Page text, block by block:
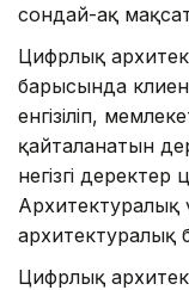
сондай-ақ
Цифрлық
барысында
енгізіліп,
қайталанатын
негізгі
Архитектуралық
архитектуралық
Цифрлық